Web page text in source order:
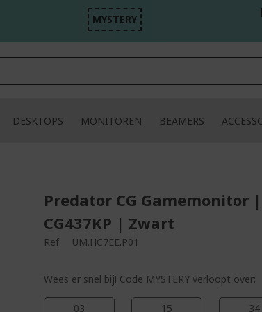
MYSTERY
DESKTOPS MONITOREN BEAMERS
Predator CG Gamemonitor
CG437KP | Zwart
Ref. UM.HC7EE.P01
Wees er snel bij! Code MYSTERY verloopt over:
03 15 34